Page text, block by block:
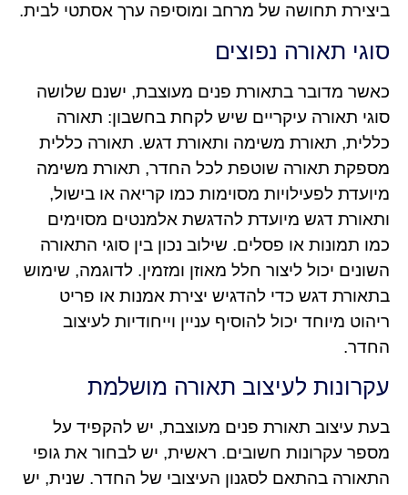
ביצירת תחושה של מרחב ומוסיפה ערך אסתטי לבית.
סוגי תאורה נפוצים
כאשר מדובר בתאורת פנים מעוצבת, ישנם שלושה
סוגי תאורה עיקריים שיש לקחת בחשבון: תאורה
כללית, תאורת משימה ותאורת דגש. תאורה כללית
מספקת תאורה שוטפת לכל החדר, תאורת משימה
מיועדת לפעילויות מסוימות כמו קריאה או בישול,
ותאורת דגש מיועדת להדגשת אלמנטים מסוימים
כמו תמונות או פסלים. שילוב נכון בין סוגי התאורה
השונים יכול ליצור חלל מאוזן ומזמין. לדוגמה, שימוש
בתאורת דגש כדי להדגיש יצירת אמנות או פריט
ריהוט מיוחד יכול להוסיף עניין וייחודיות לעיצוב
החדר.
עקרונות לעיצוב תאורה מושלמת
בעת עיצוב תאורת פנים מעוצבת, יש להקפיד על
מספר עקרונות חשובים. ראשית, יש לבחור את גופי
התאורה בהתאם לסגנון העיצובי של החדר. שנית, יש